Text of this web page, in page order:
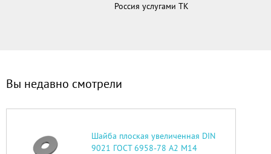
Россия услугами ТК
Вы недавно смотрели
Шайба плоская увеличенная DIN
9021 ГОСТ 6958-78 А2 М14